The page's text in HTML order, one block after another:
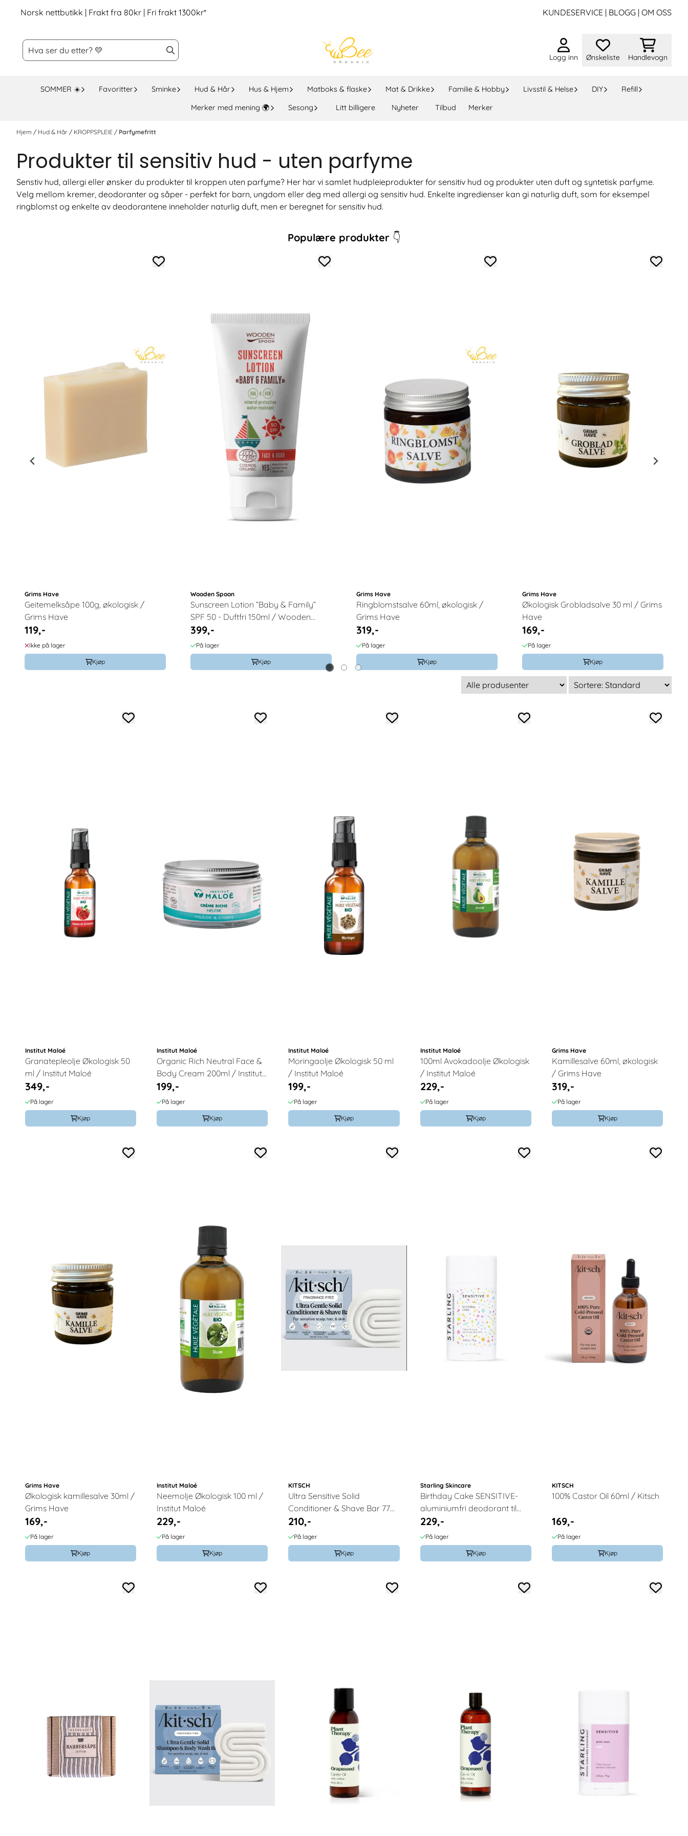
Hopp til innhold
Norsk nettbutikk | Frakt fra 80kr | Fri frakt 1300kr* KUNDESERVICE | BLOGG | OM OSS
Logg inn Ønskeliste Handlevogn
SOMMER ☀️ Favoritter Sminke Hud & Hår Hus & Hjem Matboks & flaske Mat & Drikke Familie & Hobby Livsstil & Helse DIY
Refill
Merker med mening 🌍
Sesong Litt billigere Nyheter Tilbud Merker
Hjem / Hud & Hår / KROPPSPLEIE / Parfymefritt
Produkter til sensitiv hud - uten parfyme
Senstiv hud, allergi eller ønsker du produkter til kroppen uten parfyme? Her har vi samlet hudpleieprodukter for sensitiv hud og produkter uten duft og syntetisk parfyme.
Velg mellom kremer, deodoranter og såper - perfekt for barn, ungdom eller deg med allergi og sensitiv hud. Enkelte ingredienser kan gi naturlig duft, som for eksempel
ringblomst og enkelte av deodorantene inneholder naturlig duft, men er beregnet for sensitiv hud.
Populære produkter 👇
Grims Have
Geitemelksåpe 100g, økologisk /
Grims Have
119,-
Ikke på lager
Kjøp
Wooden Spoon
Sunscreen Lotion “Baby & Family”
SPF 50 - Duftfri 150ml / Wooden
Spoon
399,-
På lager
Kjøp
Grims Have
Ringblomstsalve 60ml, økologisk /
Grims Have
319,-
På lager
Kjøp
Grims Have
Økologisk Grobladsalve 30 ml / Grims
Have
169,-
På lager
Kjøp
Institut Maloé
Granatepleolje Økologisk 50
ml / Institut Maloé
349,-
På lager
Kjøp
Institut Maloé
Organic Rich Neutral Face &
Body Cream 200ml / Institut
Maloe
199,-
På lager
Kjøp
Institut Maloé
Moringaolje Økologisk 50 ml
/ Institut Maloé
199,-
På lager
Kjøp
Institut Maloé
100ml Avokadoolje Økologisk
/ Institut Maloé
229,-
På lager
Kjøp
Grims Have
Kamillesalve 60ml, økologisk
/ Grims Have
319,-
På lager
Kjøp
Grims Have
Økologisk kamillesalve 30ml /
Grims Have
169,-
På lager
Kjøp
Institut Maloé
Neemolje Økologisk 100 ml /
Institut Maloé
229,-
På lager
Kjøp
KITSCH
Ultra Sensitive Solid
Conditioner & Shave Bar 77g
/ Kitsch
210,-
På lager
Kjøp
Starling Skincare
Birthday Cake SENSITIVE-
aluminiumfri deodorant til
barn og ungdom 75g /
Starling Skincare
229,-
På lager
Kjøp
KITSCH
100% Castor Oil 60ml / Kitsch
169,-
På lager
Kjøp